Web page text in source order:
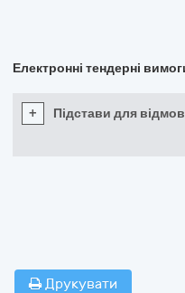
Електронні тендерні
+ Підстави для
Друкувати